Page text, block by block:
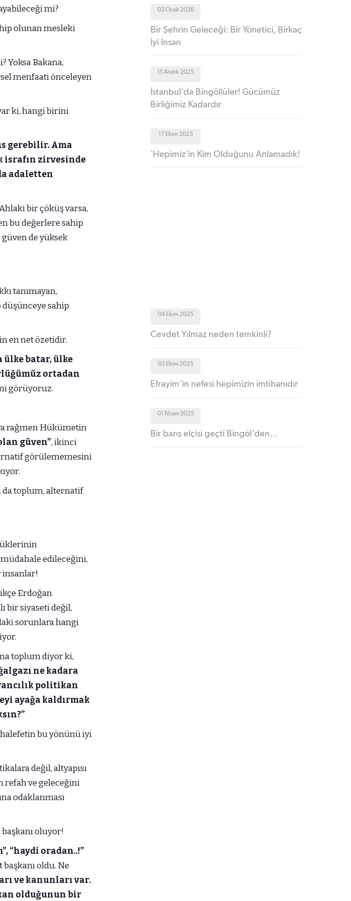
mi?
olunan mesleki
Yoksa Bakana,
menfaati önceleyen
ki, hangi birini
gerebilir. Ama
israfın zirvesinde
adaletten
bir çöküş varsa,
bu değerlere sahip
de yüksek
tanımayan,
sahip
en net özetidir.
ülke batar, ülke
ortadan
görüyoruz.
rağmen Hükümetin
güven”, ikinci
görülememesini
da toplum, alternatif
müdahale edileceğini,
insanlar!
Erdoğan
bir siyaseti değil,
sorunlara hangi
toplum diyor ki,
ne kadara
politikan
ayağa kaldırmak
bu yönünü iyi
değil, altyapısı
refah ve geleceğini
odaklanması
oluyor!
“haydi oradan..!”
oldu. Ne
ve kanunları var.
olduğunun bir
03 Ocak 2026
Bir Şehrin Geleceği: Bir Yönetici, Birkaç
İyi İnsan
15 Aralık 2025
İstanbul'da Bingöllüler! Gücümüz
Birliğimiz Kadardır
17 Ekim 2025
'Hepimiz'in Kim Olduğunu Anlamadık!
04 Ekim 2025
Cevdet Yılmaz neden temkinli?
03 Ekim 2025
Efrayim'in nefesi hepimizin imtihanıdır
01 Nisan 2025
Bir barış elçisi geçti Bingöl'den…